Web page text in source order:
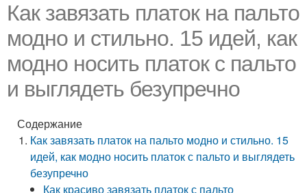
Как завязать платок на пальто
модно и стильно. 15 идей, как
модно носить платок с пальто
и выглядеть безупречно
Содержание
Как завязать платок на пальто модно и стильно. 15
идей, как модно носить платок с пальто и выглядеть
безупречно
Как красиво завязать платок с пальто